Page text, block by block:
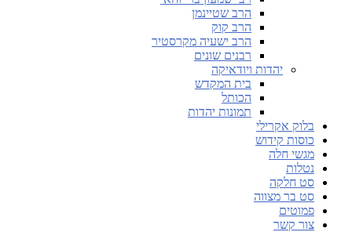
הרב שטיינמן
הרב קוק
הרב ישעיה מקרסטיר
רבנים שונים
יהדות ויודאיקה
בית המקדש
הכותל
תמונות יהדות
בלוק אקרילי
כוסות קידוש
מגשי חלה
נטלות
סט חלקה
סט בר מצווה
פמוטים
צור קשר